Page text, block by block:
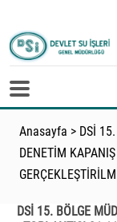
Anasayfa > DSİ
DENETİM
DSİ 15. BÖLGE